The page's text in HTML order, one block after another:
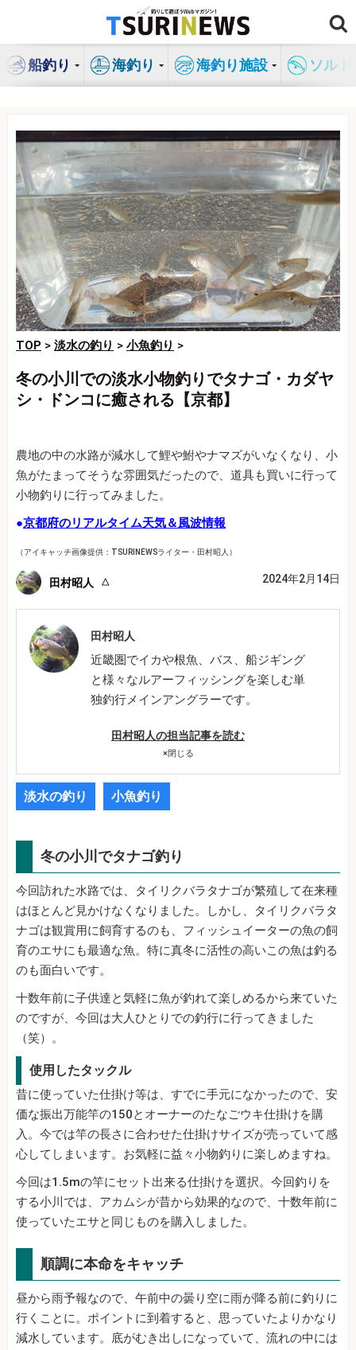
ン
船釣り 海釣り 海釣り施設 ソル
TOP > 淡水の釣り > 小魚釣り >
冬の小川での淡水小物釣りでタナゴ・カダヤ
シ・ドンコに癒される【京都】
農地の中の水路が減水して鯉や鮒やナマズがいなくなり、小
魚がたまってそうな雰囲気だったので、道具も買いに行って
小物釣りに行ってみました。
●京都府のリアルタイム天気＆風波情報
（アイキャッチ画像提供：TSURINEWSライター・田村昭人）
田村昭人 2024年2月14日
田村昭人
近畿圏でイカや根魚、バス、船ジギング
と様々なルアーフィッシングを楽しむ単
独釣行メインアングラーです。
田村昭人の担当記事を読む
×閉じる
淡水の釣り 小魚釣り
冬の小川でタナゴ釣り
今回訪れた水路では、タイリクバラタナゴが繁殖して在来種
はほとんど見かけなくなりました。しかし、タイリクバラタ
ナゴは観賞用に飼育するのも、フィッシュイーターの魚の飼
育のエサにも最適な魚。特に真冬に活性の高いこの魚は釣る
のも面白いです。
十数年前に子供達と気軽に魚が釣れて楽しめるから来ていた
のですが、今回は大人ひとりでの釣行に行ってきました
（笑）。
使用したタックル
昔に使っていた仕掛け等は、すでに手元になかったので、安
価な振出万能竿の150とオーナーのたなごウキ仕掛けを購
入。今では竿の長さに合わせた仕掛けサイズが売っていて感
心してしまいます。お気軽に益々小物釣りに楽しめますね。
今回は1.5mの竿にセット出来る仕掛けを選択。今回釣りを
する小川では、アカムシが昔から効果的なので、十数年前に
使っていたエサと同じものを購入しました。
順調に本命をキャッチ
昼から雨予報なので、午前中の曇り空に雨が降る前に釣りに
行くことに。ポイントに到着すると、思っていたよりかなり
減水しています。底がむき出しになっていて、流れの中には